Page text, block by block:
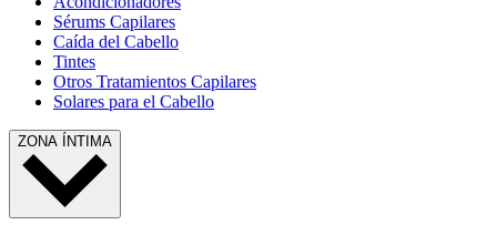
Sérums Capilares
Caída del Cabello
Tintes
Otros Tratamientos Capilares
Solares para el Cabello
ZONA ÍNTIMA